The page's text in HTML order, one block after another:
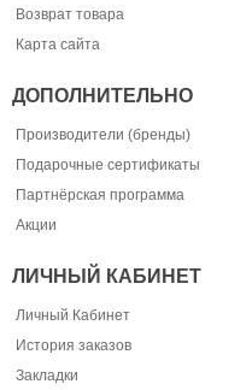
Возврат товара
Карта сайта
ДОПОЛНИТЕЛЬНО
Производители (бренды)
Подарочные сертификаты
Партнёрская программа
Акции
ЛИЧНЫЙ КАБИНЕТ
Личный Кабинет
История заказов
Закладки